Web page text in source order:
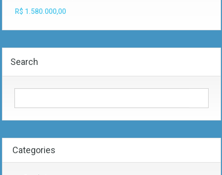
R$ 1.580.000,00
Search
Categories